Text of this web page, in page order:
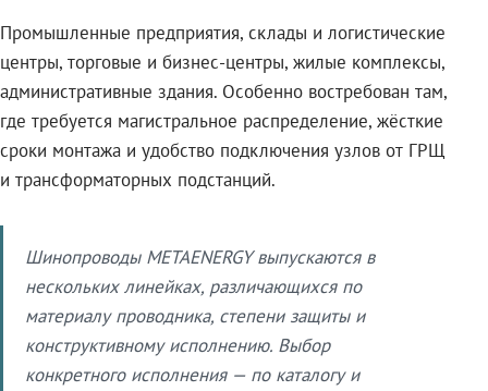
Промышленные предприятия, склады и логистические
центры, торговые и бизнес-центры, жилые комплексы,
административные здания. Особенно востребован там,
где требуется магистральное распределение, жёсткие
сроки монтажа и удобство подключения узлов от ГРЩ
и трансформаторных подстанций.
Шинопроводы METAENERGY выпускаются в
нескольких линейках, различающихся по
материалу проводника, степени защиты и
конструктивному исполнению. Выбор
конкретного исполнения — по каталогу и